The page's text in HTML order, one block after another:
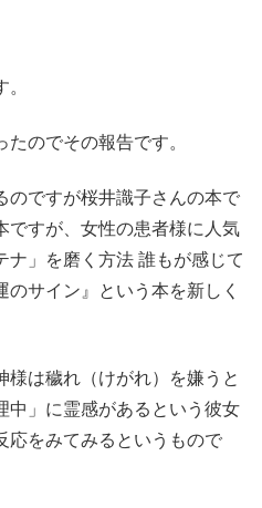
のでその報告です。
のですが桜井識子さんの本で
ですが、女性の患者様に人気
ナ」を磨く方法 誰もが感じて
サイン』という本を新しく
様は穢れ（けがれ）を嫌うと
中」に霊感があるという彼女
応をみてみるというもので